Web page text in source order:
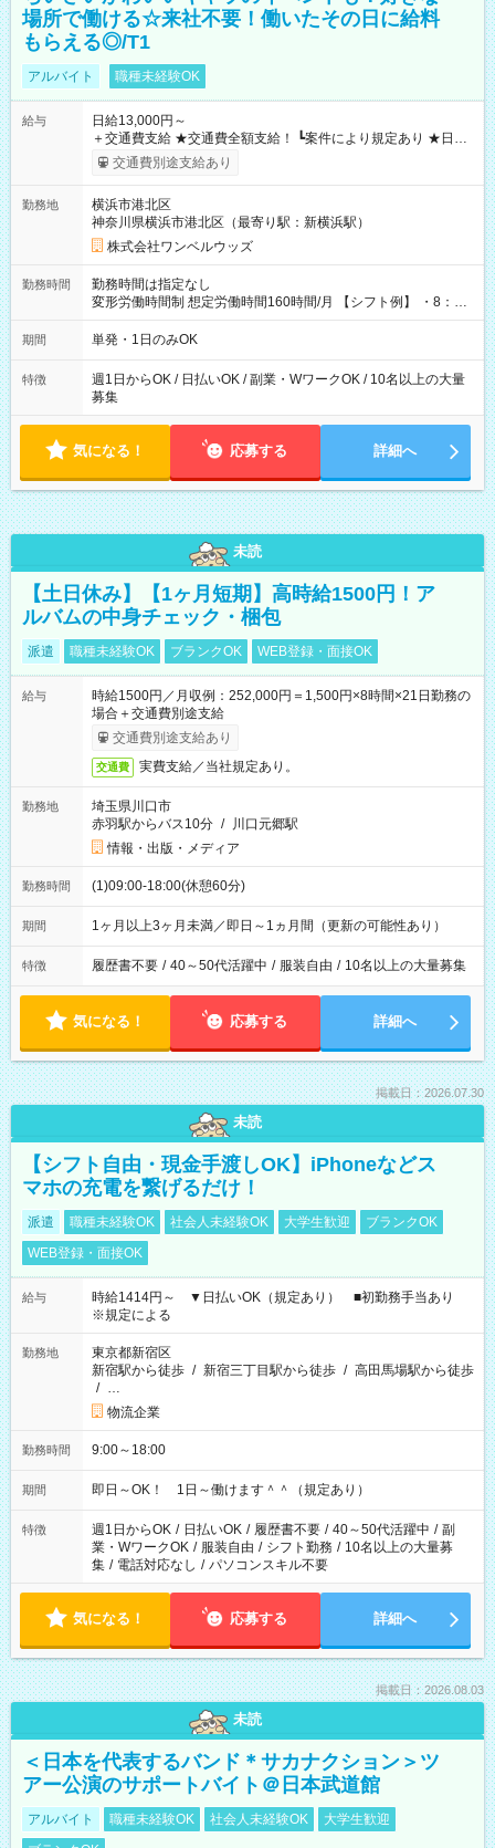
場所で働ける☆来社不要！働いたその日に給料
もらえる◎/T1
アルバイト 職種未経験OK
給与
日給13,000円～
＋交通費支給 ★交通費全額支給！ ┗案件により規定あり ★日払
いOK！（規定あり） ┗働いたその日に現金GET♪ お仕事後はコ
ンビニATMから 日払い分を引き落とせます！ 【試用期間】試
交通費別途支給あり
勤務地
横浜市港北区
神奈川県横浜市港北区（最寄り駅：新横浜駅）
株式会社ワンベルウッズ
勤務時間
勤務時間は指定なし
変形労働時間制 想定労働時間160時間/月 【シフト例】 ・8：00
～21：00
期間 単発・1日のみOK
特徴
週1日からOK / 日払いOK / 副業・WワークOK / 10名以上の大量
募集
気になる！ 応募する 詳細へ
未読
【土日休み】【1ヶ月短期】高時給1500円！ア
ルバムの中身チェック・梱包
派遣 職種未経験OK ブランクOK WEB登録・面接OK
給与
時給1500円／月収例：252,000円＝1,500円×8時間×21日勤務の
場合＋交通費別途支給
交通費別途支給あり
交通費 実費支給／当社規定あり。
勤務地
埼玉県川口市
赤羽駅からバス10分 / 川口元郷駅
情報・出版・メディア
勤務時間 (1)09:00-18:00(休憩60分)
期間 1ヶ月以上3ヶ月未満／即日～1ヵ月間（更新の可能性あり）
特徴 履歴書不要 / 40～50代活躍中 / 服装自由 / 10名以上の大量募集
気になる！ 応募する 詳細へ
掲載日：2026.07.30
未読
【シフト自由・現金手渡しOK】iPhoneなどス
マホの充電を繋げるだけ！
派遣 職種未経験OK 社会人未経験OK 大学生歓迎
ブランクOK
WEB登録・面接OK
給与
時給1414円～ ▼日払いOK（規定あり） ■初勤務手当あり
※規定による
勤務地
東京都新宿区
新宿駅から徒歩 / 新宿三丁目駅から徒歩 / 高田馬場駅から徒歩
/ …
物流企業
勤務時間 9:00～18:00
期間 即日～OK！ 1日～働けます＾＾（規定あり）
特徴 週1日からOK / 日払いOK / 履歴書不要 / 40～50代活躍中 / 副
業・WワークOK / 服装自由 / シフト勤務 / 10名以上の大量募
集 / 電話対応なし / パソコンスキル不要
気になる！ 応募する 詳細へ
掲載日：2026.08.03
未読
＜日本を代表するバンド＊サカナクション＞ツ
アー公演のサポートバイト＠日本武道館
アルバイト 職種未経験OK 社会人未経験OK
大学生歓迎